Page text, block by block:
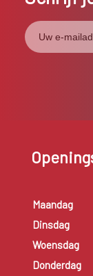
Maandag
Dinsdag
Woensdag
Donderdag